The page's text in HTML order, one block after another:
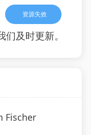
资源失效
及时更新。
Fischer